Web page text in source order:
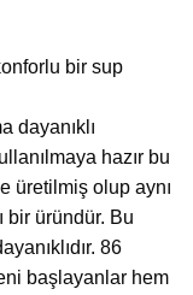
bir sup
dayanıklı
hazır bu
üretilmiş olup aynı
bir üründür. Bu
86
başlayanlar hem